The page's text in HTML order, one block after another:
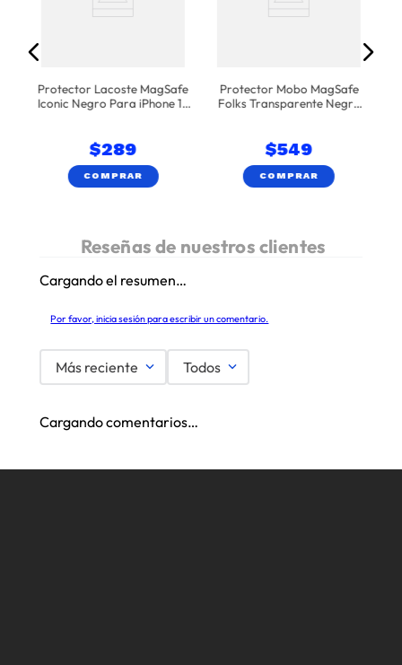
Protector Lacoste MagSafe
Iconic Negro Para iPhone 17
$289
COMPRAR
Protector Mobo MagSafe
Folks Transparente Negro
$549
COMPRAR
Cargando el resumen…
Por favor, inicia sesión para escribir un comentario.
Más reciente Todos
Cargando comentarios…